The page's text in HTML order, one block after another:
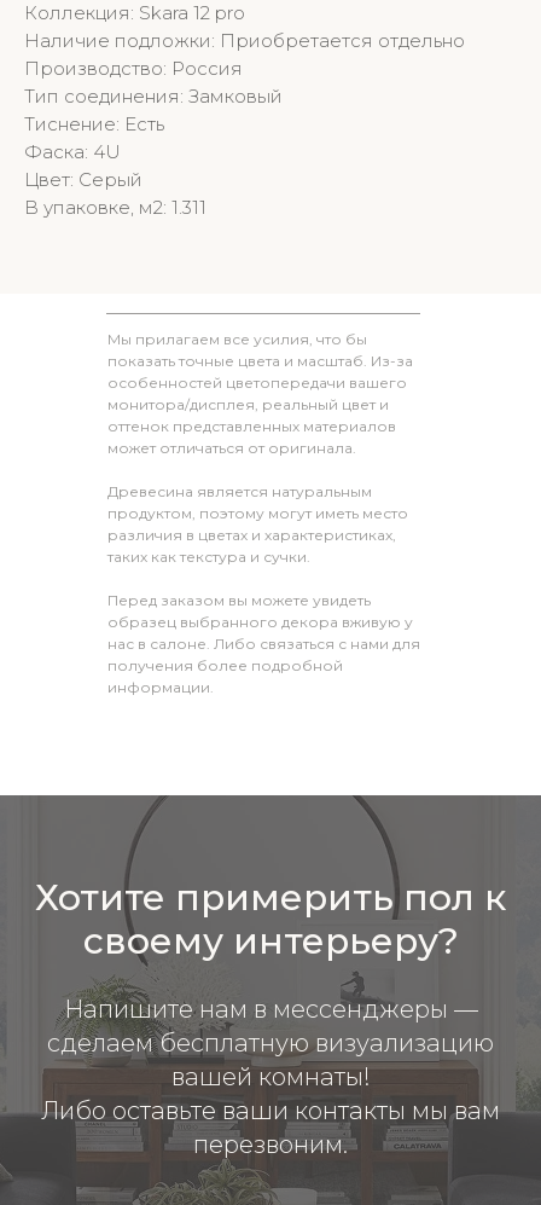
Коллекция: Skara 12 pro
Наличие подложки: Приобретается отдельно
Производство: Россия
Тип соединения: Замковый
Тиснение: Есть
Фаска: 4U
Цвет: Серый
В упаковке, м2: 1.311
Мы прилагаем все усилия, что бы
показать точные цвета и масштаб. Из-за
особенностей цветопередачи вашего
монитора/дисплея, реальный цвет и
оттенок представленных материалов
может отличаться от оригинала.
Древесина является натуральным
продуктом, поэтому могут иметь место
различия в цветах и характеристиках,
таких как текстура и сучки.
Перед заказом вы можете увидеть
образец выбранного декора вживую у
нас в салоне. Либо связаться с нами для
получения более подробной
информации.
Хотите примерить пол к
своему интерьеру?
Напишите нам в мессенджеры —
сделаем бесплатную визуализацию
вашей комнаты!
Либо оставьте ваши контакты мы вам
перезвоним.